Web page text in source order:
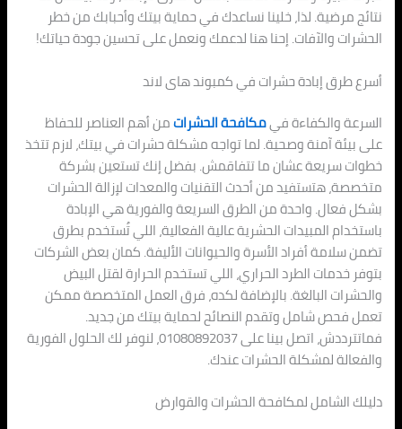
نتائج مرضية. لذا، خلينا نساعدك في حماية بيتك وأحبابك من خطر
الحشرات والآفات. إحنا هنا لدعمك ونعمل على تحسين جودة حياتك!
أسرع طرق إبادة حشرات في كمبوند هاى لاند
السرعة والكفاءة فيمكافحة الحشراتمن أهم العناصر للحفاظ
على بيئة آمنة وصحية. لما تواجه مشكلة حشرات في بيتك، لازم تتخذ
خطوات سريعة عشان ما تتفاقمش. بفضل إنك تستعين بشركة
متخصصة، هتستفيد من أحدث التقنيات والمعدات لإزالة الحشرات
بشكل فعال. واحدة من الطرق السريعة والفورية هي الإبادة
باستخدام المبيدات الحشرية عالية الفعالية، اللي تُستخدم بطرق
تضمن سلامة أفراد الأسرة والحيوانات الأليفة. كمان بعض الشركات
بتوفر خدمات الطرد الحراري، اللي تستخدم الحرارة لقتل البيض
والحشرات البالغة. بالإضافة لكده، فرق العمل المتخصصة ممكن
تعمل فحص شامل وتقدم النصائح لحماية بيتك من جديد.
فماتترددش، اتصل بينا على 01080892037، لنوفر لك الحلول الفورية
والفعالة لمشكلة الحشرات عندك.
دليلك الشامل لمكافحة الحشرات والقوارض